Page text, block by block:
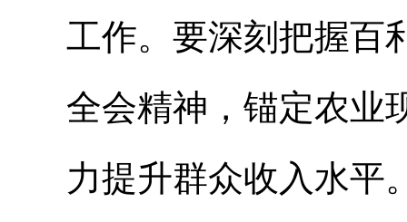
工作。要深刻把握百
全会精神，锚定农业
力提升群众收入水平